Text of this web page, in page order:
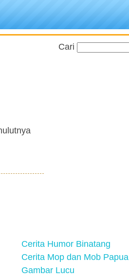
Cari
Cerita Humor Binatang
Cerita Mop dan Mob Papua
Gambar Lucu